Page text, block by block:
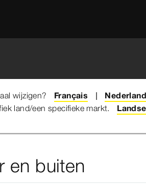
wijzigen? Français
land/een specifieke markt.
voor keuken, kelder en buiten
en buiten